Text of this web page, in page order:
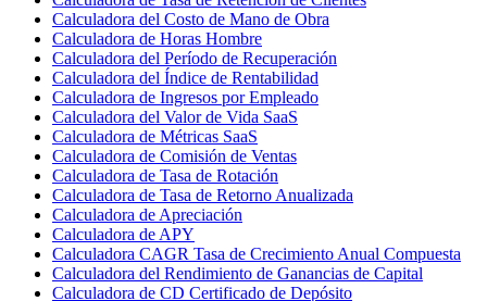
Calculadora del Costo de Mano de Obra
Calculadora de Horas Hombre
Calculadora del Período de Recuperación
Calculadora del Índice de Rentabilidad
Calculadora de Ingresos por Empleado
Calculadora del Valor de Vida SaaS
Calculadora de Métricas SaaS
Calculadora de Comisión de Ventas
Calculadora de Tasa de Rotación
Calculadora de Tasa de Retorno Anualizada
Calculadora de Apreciación
Calculadora de APY
Calculadora CAGR Tasa de Crecimiento Anual Compuesta
Calculadora del Rendimiento de Ganancias de Capital
Calculadora de CD Certificado de Depósito